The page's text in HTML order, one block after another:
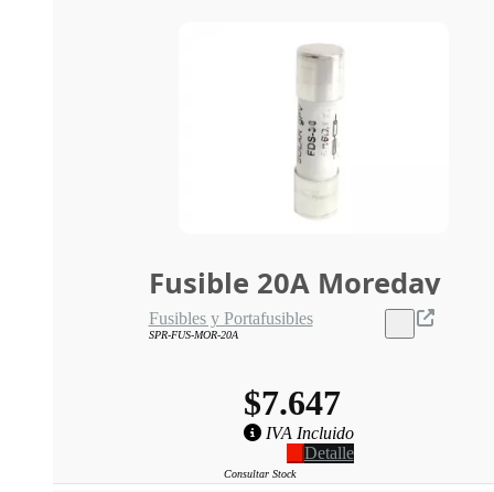
Fusible 20A Moreday
Fusibles y Portafusibles
SPR-FUS-MOR-20A
$7.647
IVA Incluido
Detalle
Consultar Stock